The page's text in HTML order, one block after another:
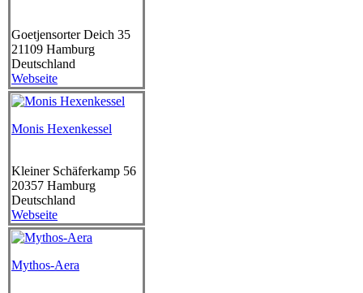
Goetjensorter Deich 35
21109 Hamburg
Deutschland
Webseite
Monis Hexenkessel
Kleiner Schäferkamp 56
20357 Hamburg
Deutschland
Webseite
Mythos-Aera